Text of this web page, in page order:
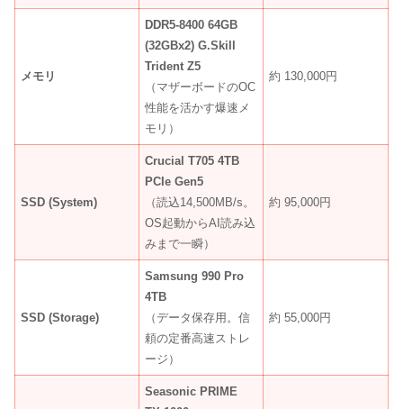
メモリ
DDR5-8400 64GB
(32GBx2) G.Skill
Trident Z5
（マザーボードのOC
性能を活かす爆速メ
モリ）
約 130,000円
SSD (System)
Crucial T705 4TB
PCIe Gen5
（読込14,500MB/s。
OS起動からAI読み込
みまで一瞬）
約 95,000円
SSD (Storage)
Samsung 990 Pro
4TB
（データ保存用。信
頼の定番高速ストレ
ージ）
約 55,000円
Seasonic PRIME